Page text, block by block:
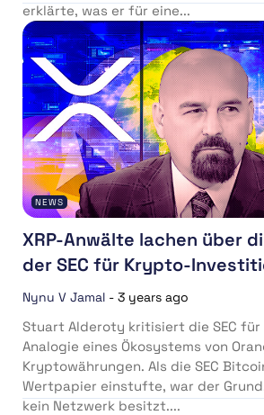
erklärte, was er für eine...
NEWS
XRP-Anwälte lachen über
der SEC für Krypto-
Nynu V Jamal - 3 years ago
Stuart Alderoty kritisiert die SEC für
Analogie eines Ökosystems von
Kryptowährungen. Als die SEC
Wertpapier einstufte, war der
kein Netzwerk besitzt....